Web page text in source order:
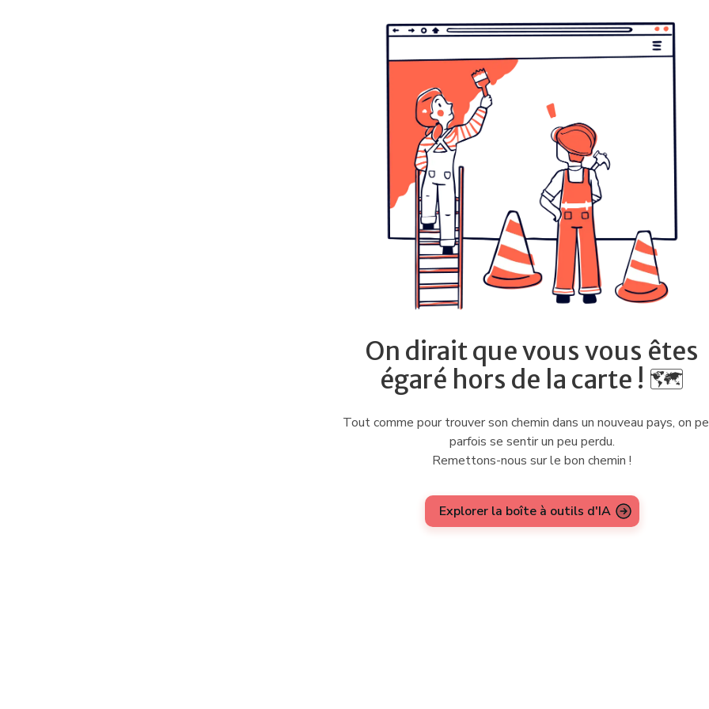
On dirait que vous vous êtes
égaré hors de la carte ! 🗺️
Tout comme pour trouver son chemin dans un nouveau pays, on
parfois se sentir un peu perdu.
Remettons-nous sur le bon chemin !
Explorer la boîte à outils d'IA